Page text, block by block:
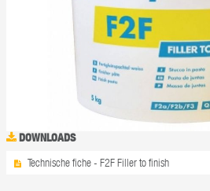
DOWNLOADS
Technische fiche - F2F Filler to finish